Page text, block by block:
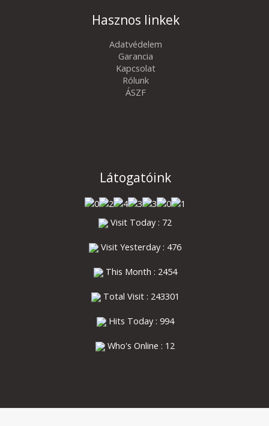
Hasznos linkek
Adatvédelem
Garancia
Kapcsolat
Rólunk
ÁSZF
Látogatóink
Visit Today : 72
Visit Yesterday : 476
This Month : 2454
Total Visit : 243301
Hits Today : 994
Who's Online : 12